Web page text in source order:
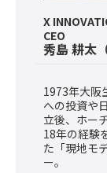
X
CEO
秀島 耕太
1973年大阪
への投資や
立後、ホー
18年の経験
た「現地モ
ー。